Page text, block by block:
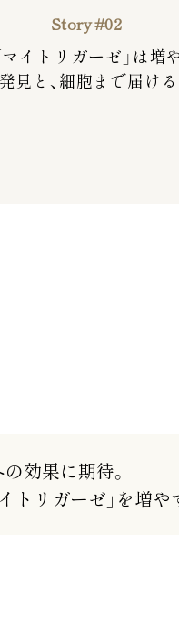
Story #02
イトリガーゼ」は増
見と、細胞まで届ける
効果に期待。
イトリガーゼ」を増